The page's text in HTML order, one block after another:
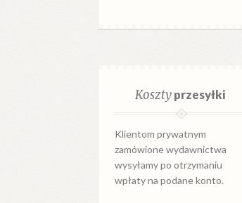
Kosztyprzesyłki
Klientom prywatnym
zamówione wydawnictwa
wysyłamy po otrzymaniu
wpłaty na podane konto.